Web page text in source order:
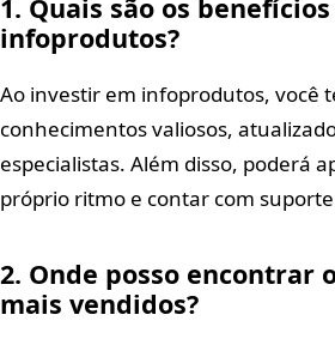
1. Quais são os
infoprodutos?
Ao investir em infoprodutos, você
conhecimentos valiosos,
especialistas. Além disso, poderá
próprio ritmo e contar com
2. Onde posso encontrar
mais vendidos?